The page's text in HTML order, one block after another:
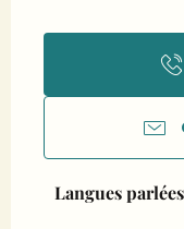
Langues parlées
Langues parlées